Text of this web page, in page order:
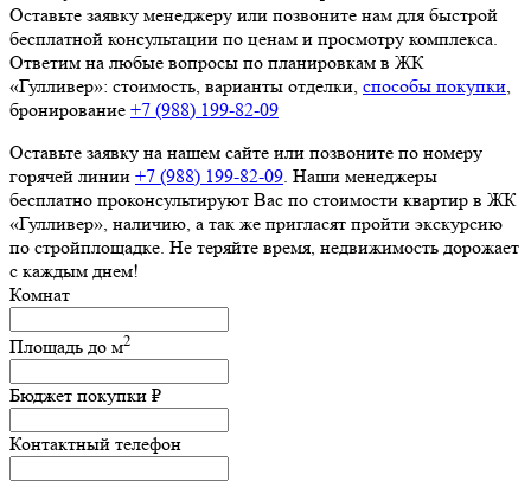
Оставьте заявку менеджеру или позвоните нам для быстрой
бесплатной консультации по ценам и просмотру комплекса.
Ответим на любые вопросы по планировкам в ЖК
«Гулливер»: стоимость, варианты отделки, способы покупки
бронирование +7 (988) 199‑82‑09
Оставьте заявку на нашем сайте или позвоните по номеру
горячей линии +7 (988) 199‑82‑09 . Наши менеджеры
бесплатно проконсультируют Вас по стоимости квартир в ЖК
«Гулливер», наличию, а так же пригласят пройти экскурсию
по стройплощадке. Не теряйте время, недвижимость дорожает
с каждым днем!
Комнат
Площадь до м2
Бюджет покупки ₽
Контактный телефон